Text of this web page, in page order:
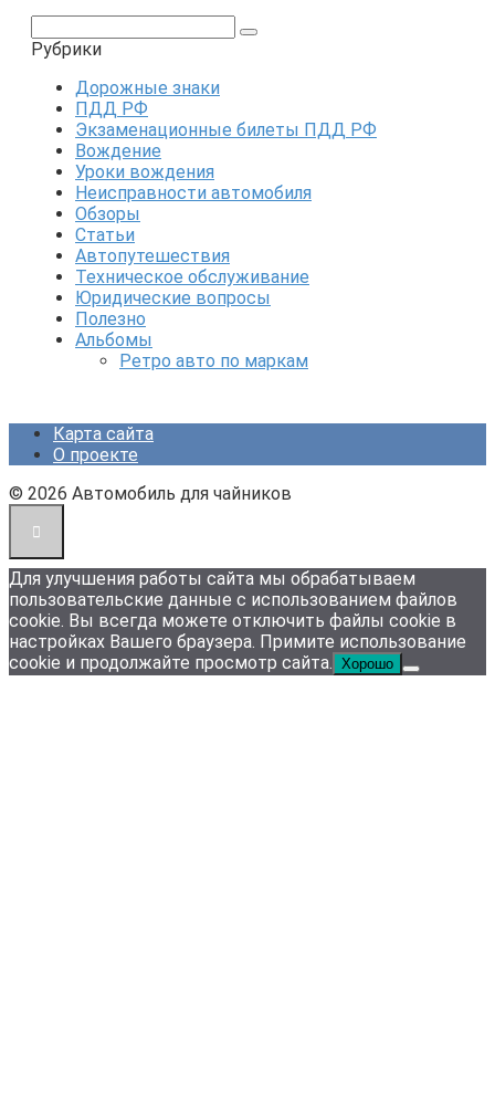
Рубрики
Дорожные знаки
ПДД РФ
Экзаменационные билеты ПДД РФ
Вождение
Уроки вождения
Неисправности автомобиля
Обзоры
Статьи
Автопутешествия
Техническое обслуживание
Юридические вопросы
Полезно
Альбомы
Ретро авто по маркам
Карта сайта
О проекте
© 2026 Автомобиль для чайников
Для улучшения работы сайта мы обрабатываем
пользовательские данные с использованием файлов
cookie. Вы всегда можете отключить файлы cookie в
настройках Вашего браузера. Примите использование
cookie и продолжайте просмотр сайта.
Хорошо